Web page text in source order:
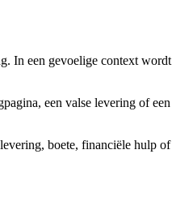
In een gevoelige context
een valse levering of
boete, financiële hulp